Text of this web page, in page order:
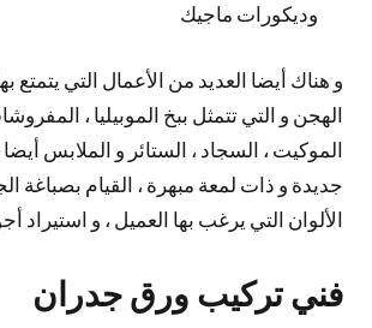
وديكورات ماجيك
و هناك أيضا العديد من الأعمال التي يتمتع
الهجن و التي تتمثل ببخ الموبيليا ،
الموكيت ، السجاد ، الستائر و الملابس أيضا
جديدة و ذات لمعة مبهرة ، القيام بصباغة
الألوان التي يرغب بها العميل ، و استيراد
فني تركيب ورق جدران